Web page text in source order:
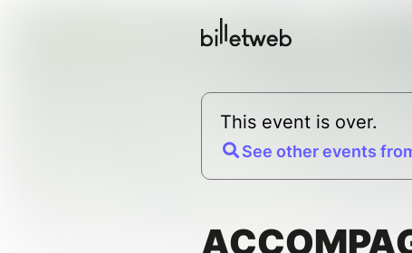
This event is over.
See other events